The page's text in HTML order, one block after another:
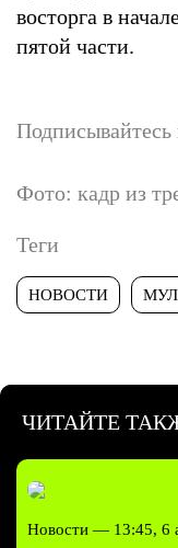
восторга в
пятой части.
Фото: кадр из
Теги
НОВОСТИ
ЧИТАЙТЕ
Новости — 13:45, 6